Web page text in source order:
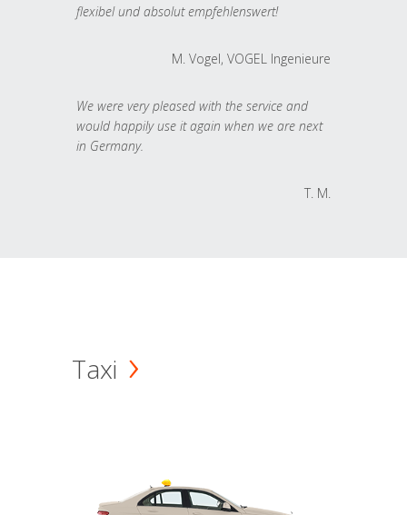
flexibel und absolut empfehlenswert!
M. Vogel, VOGEL Ingenieure
We were very pleased with the service and
would happily use it again when we are next
in Germany.
T. M.
Taxi